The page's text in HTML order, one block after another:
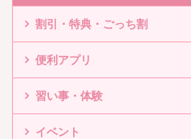
割引・特典・ごっち割
便利アプリ
習い事・体験
イベント